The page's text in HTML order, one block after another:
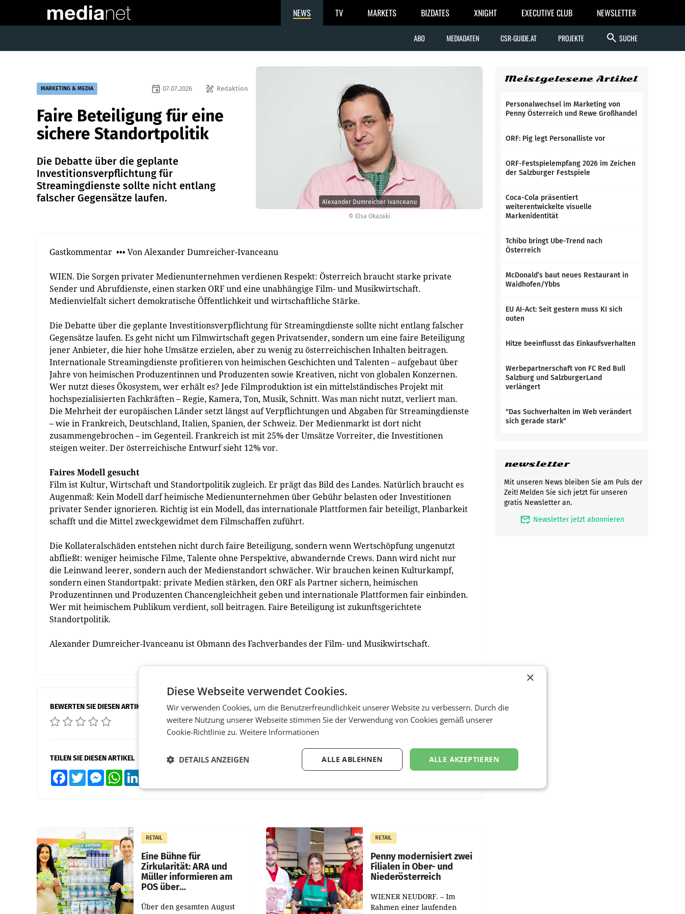
NEWS TV MARKETS BIZDATES XNIGHT EXECUTIVE CLUB NEWSLETTER
ABO MEDIADATEN CSR-GUIDE.AT PROJEKTE search SUCHE
© Elsa Okazaki
Alexander Dum­reicher Ivanceanu
MARKETING & MEDIA draw Redaktion
event 07.07.2026
Faire Beteiligung für eine
sichere Standortpolitik
Die Debatte über die geplante
Investitionsverpflichtung für
Streamingdienste sollte nicht entlang
falscher Gegensätze laufen.
Gastkommentar ••• Von Alexander Dumreicher-Ivanceanu
WIEN. Die Sorgen privater Medienunternehmen verdienen Respekt: Österreich braucht starke private
Sender und Abrufdienste, einen starken ORF und eine unabhängige Film- und Musikwirtschaft.
Medienvielfalt sichert demokratische Öffentlichkeit und wirtschaftliche Stärke.
Die Debatte über die geplante Investitionsverpflichtung für Streamingdienste sollte nicht entlang falscher
Gegensätze laufen. Es geht nicht um Filmwirtschaft gegen Privatsender, sondern um eine faire Beteiligung
jener Anbieter, die hier hohe Umsätze erzielen, aber zu wenig zu österreichischen Inhalten beitragen.
Internationale Streamingdienste profitieren von heimischen Geschichten und Talenten – aufgebaut über
Jahre von heimischen Produzentinnen und Produzenten sowie Kreativen, nicht von globalen Konzernen.
Wer nutzt dieses Ökosystem, wer erhält es? Jede Filmproduktion ist ein mittelständisches Projekt mit
hochspezialisierten Fachkräften – Regie, Kamera, Ton, Musik, Schnitt. Was man nicht nutzt, verliert man.
Die Mehrheit der europäischen Länder setzt längst auf Verpflichtungen und Abgaben für Streamingdienste
– wie in Frankreich, Deutschland, Italien, Spanien, der Schweiz. Der Medienmarkt ist dort nicht
zusammengebrochen – im Gegenteil. Frankreich ist mit 25% der Umsätze Vorreiter, die Investitionen
steigen weiter. Der österreichische Entwurf sieht 12% vor.
Faires Modell gesucht
Film ist Kultur, Wirtschaft und Standortpolitik zugleich. Er prägt das Bild des Landes. Natürlich braucht es
Augenmaß: Kein Modell darf heimische Medienunternehmen über Gebühr belasten oder Investitionen
privater Sender ignorieren. Richtig ist ein Modell, das internationale Plattformen fair beteiligt, Planbarkeit
schafft und die Mittel zweckgewidmet dem Filmschaffen zuführt.
Die Kollateralschäden entstehen nicht durch faire Beteiligung, sondern wenn Wertschöpfung ungenutzt
abfließt: weniger heimische Filme, Talente ohne Perspektive, abwandernde Crews. Dann wird nicht nur
die Leinwand leerer, sondern auch der Medienstandort schwächer. Wir brauchen keinen Kulturkampf,
sondern einen Standortpakt: private Medien stärken, den ORF als Partner sichern, heimischen
Produzentinnen und Produzenten Chancengleichheit geben und internationale Plattformen fair einbinden.
Wer mit heimischem Publikum verdient, soll beitragen. Faire Beteiligung ist zukunftsgerichtete
Standortpolitik.
Alexander Dumreicher-Ivanceanu ist Obmann des Fachverbandes der Film- und Musikwirtschaft.
BEWERTEN SIE DIESEN ARTIKEL
TEILEN SIE DIESEN ARTIKEL
FacebookTwitter MessengerWhatsApp
RETAIL
Eine Bühne für
Zirkularität: ARA und
Müller informieren am
POS über
Über den gesamten August
RETAIL
Penny modernisiert zwei
Filialen in Ober- und
Niederösterreich
WIENER NEUDORF. – Im
Rahmen einer laufenden
Meistgelesene Artikel
Personalwechsel im Marketing von
Penny Österreich und Rewe Großhandel
ORF: Pig legt Personalliste vor
ORF-Festspielempfang 2026 im Zeichen
der Salzburger Festspiele
Coca-Cola präsentiert
weiterentwickelte visuelle
Markenidentität
Tchibo bringt Ube-Trend nach
Österreich
McDonald’s baut neues Restaurant in
Waidhofen/Ybbs
EU AI-Act: Seit gestern muss KI sich
outen
Hitze beeinflusst das Einkaufsverhalten
Werbepartnerschaft von FC Red Bull
Salzburg und SalzburgerLand
verlängert
"Das Suchverhalten im Web verändert
sich gerade stark"
newsletter
Mit unseren News bleiben Sie am Puls der
Zeit! Melden Sie sich jetzt für unseren
gratis Newsletter an.
mark_email_read Newsletter jetzt abonnieren
×
Diese Webseite verwendet Cookies.
Wir verwenden Cookies, um die Benutzerfreundlichkeit unserer Website zu verbessern. Durch die
weitere Nutzung unserer Webseite stimmen Sie der Verwendung von Cookies gemäß unserer
Cookie-Richtlinie zu. Weitere Informationen
ALLE AKZEPTIEREN
ALLE ABLEHNEN
DETAILS ANZEIGEN